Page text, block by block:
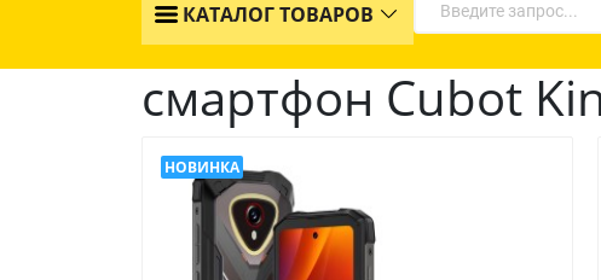
КАТАЛОГ ТОВАРОВ
смартфон Cubot